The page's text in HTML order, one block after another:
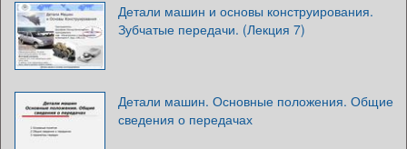
Детали машин и основы конструирования.
Зубчатые передачи. (Лекция 7)
Детали машин. Основные положения. Общие
сведения о передачах